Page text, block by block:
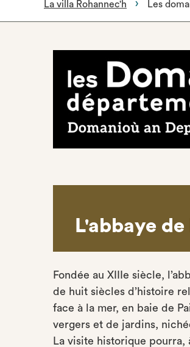
La villa Rohannec'h Les
L'abbaye
Fondée au XIIIe siècle,
de huit siècles d’histoire
face à la mer, en baie de
vergers et de jardins,
La visite historique